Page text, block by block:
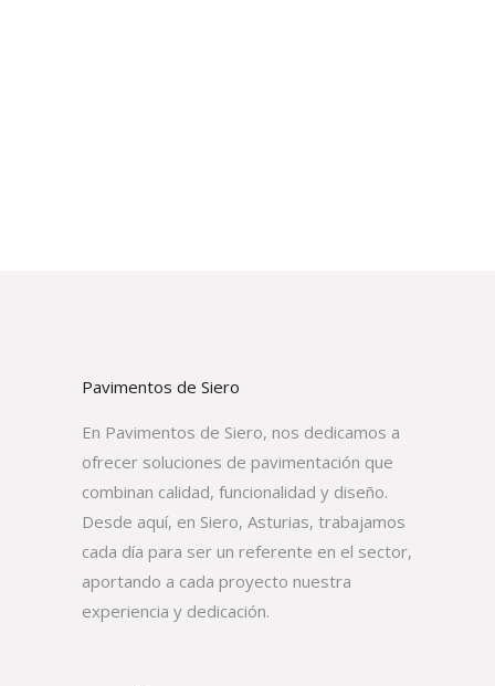
Pavimentos de Siero
En Pavimentos de Siero, nos dedicamos a
ofrecer soluciones de pavimentación que
combinan calidad, funcionalidad y diseño.
Desde aquí, en Siero, Asturias, trabajamos
cada día para ser un referente en el sector,
aportando a cada proyecto nuestra
experiencia y dedicación.